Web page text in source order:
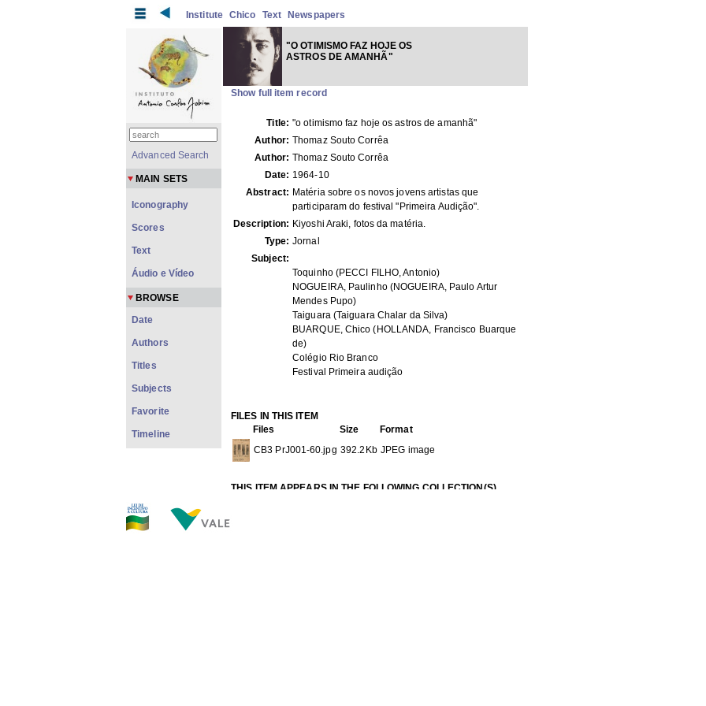
Institute Chico Text Newspapers
"O OTIMISMO FAZ HOJE OS
ASTROS DE AMANHÃ"
Show full item record
Title: "o otimismo faz hoje os astros de amanhã"
Author: Thomaz Souto Corrêa
Author: Thomaz Souto Corrêa
Date: 1964-10
Abstract: Matéria sobre os novos jovens artistas que
participaram do festival "Primeira Audição".
Description: Kiyoshi Araki, fotos da matéria.
Type: Jornal
Subject:
Toquinho (PECCI FILHO, Antonio)
NOGUEIRA, Paulinho (NOGUEIRA, Paulo Artur
Mendes Pupo)
Taiguara (Taiguara Chalar da Silva)
BUARQUE, Chico (HOLLANDA, Francisco Buarque
de)
Colégio Rio Branco
Festival Primeira audição
FILES IN THIS ITEM
Files
Size
Format
CB3 PrJ001-60.jpg 392.2Kb JPEG image
THIS ITEM APPEARS IN THE FOLLOWING COLLECTION(S)
Advanced Search
MAIN SETS
Iconography
Scores
Text
Áudio e Vídeo
BROWSE
Date
Authors
Titles
Subjects
Favorite
Timeline